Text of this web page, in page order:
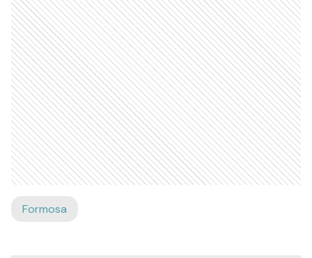
Formosa